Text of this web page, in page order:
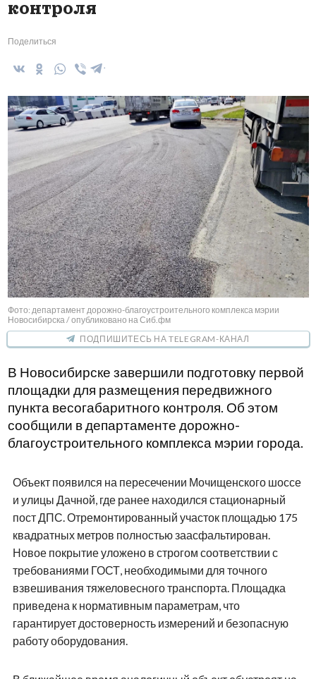
контроля
Поделиться
Фото: департамент дорожно-благоустроительного комплекса мэрии
Новосибирска / опубликовано на Сиб.фм
ПОДПИШИТЕСЬ НА TELEGRAM-КАНАЛ
В Новосибирске завершили подготовку первой
площадки для размещения передвижного
пункта весогабаритного контроля. Об этом
сообщили в департаменте дорожно-
благоустроительного комплекса мэрии города.
Объект появился на пересечении Мочищенского шоссе
и улицы Дачной, где ранее находился стационарный
пост ДПС. Отремонтированный участок площадью 175
квадратных метров полностью заасфальтирован.
Новое покрытие уложено в строгом соответствии с
требованиями ГОСТ, необходимыми для точного
взвешивания тяжеловесного транспорта. Площадка
приведена к нормативным параметрам, что
гарантирует достоверность измерений и безопасную
работу оборудования.